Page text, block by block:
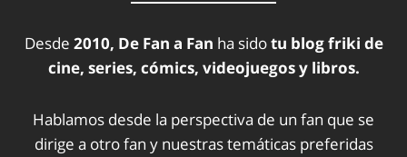
Desde 2010, De Fan a Fan ha sidotu blog friki de
cine, series, cómics, videojuegos y libros.
Hablamos desde la perspectiva de un fan que se
dirige a otro fan y nuestras temáticas preferidas